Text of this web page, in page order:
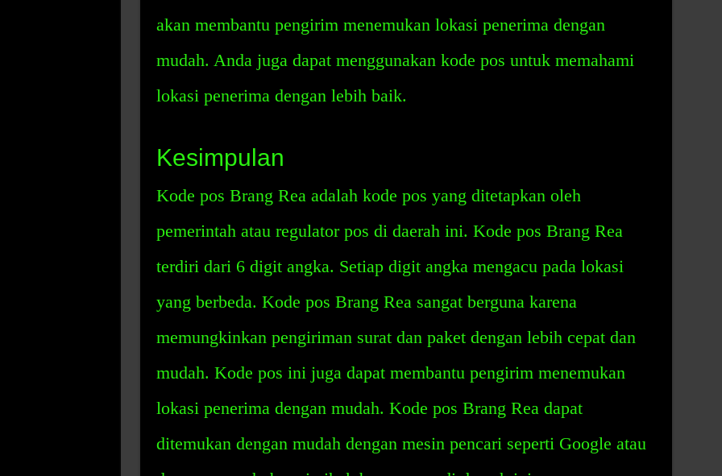
akan membantu pengirim menemukan lokasi penerima dengan
mudah. Anda juga dapat menggunakan kode pos untuk memahami
lokasi penerima dengan lebih baik.
Kesimpulan
Kode pos Brang Rea adalah kode pos yang ditetapkan oleh
pemerintah atau regulator pos di daerah ini. Kode pos Brang Rea
terdiri dari 6 digit angka. Setiap digit angka mengacu pada lokasi
yang berbeda. Kode pos Brang Rea sangat berguna karena
memungkinkan pengiriman surat dan paket dengan lebih cepat dan
mudah. Kode pos ini juga dapat membantu pengirim menemukan
lokasi penerima dengan mudah. Kode pos Brang Rea dapat
ditemukan dengan mudah dengan mesin pencari seperti Google atau